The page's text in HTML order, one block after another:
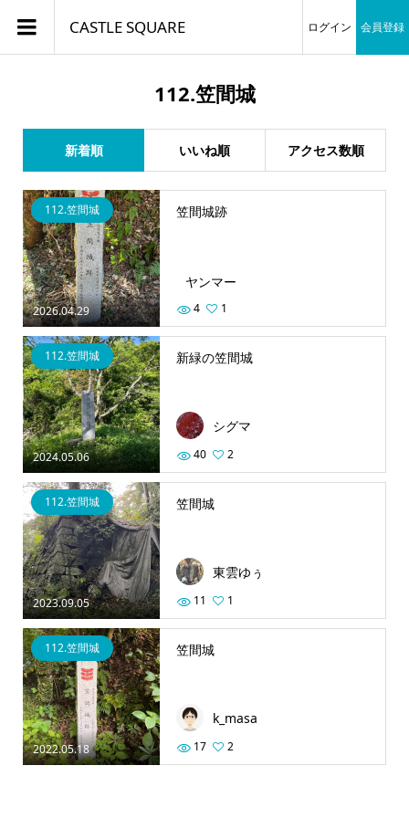
CASTLE SQUARE ログイン 会員登録
112.笠間城
新着順 いいね順 アクセス数順
2026.04.29
112.笠間城 笠間城跡
ヤンマー
4 1
2024.05.06
112.笠間城 新緑の笠間城
シグマ
40 2
2023.09.05
112.笠間城 笠間城
東雲ゆぅ
11 1
2022.05.18
112.笠間城 笠間城
k_masa
17 2